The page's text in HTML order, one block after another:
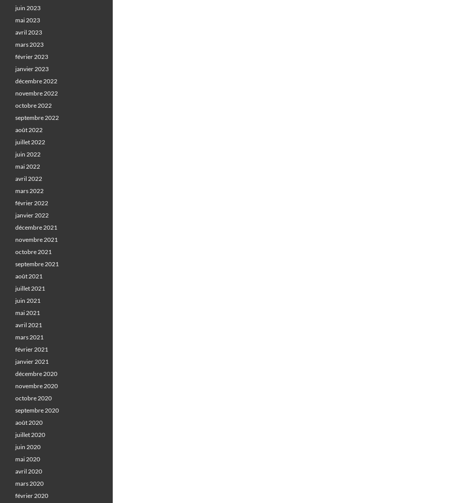
juin 2023
mai 2023
avril 2023
mars 2023
février 2023
janvier 2023
décembre 2022
novembre 2022
octobre 2022
septembre 2022
août 2022
juillet 2022
juin 2022
mai 2022
avril 2022
mars 2022
février 2022
janvier 2022
décembre 2021
novembre 2021
octobre 2021
septembre 2021
août 2021
juillet 2021
juin 2021
mai 2021
avril 2021
mars 2021
février 2021
janvier 2021
décembre 2020
novembre 2020
octobre 2020
septembre 2020
août 2020
juillet 2020
juin 2020
mai 2020
avril 2020
mars 2020
février 2020